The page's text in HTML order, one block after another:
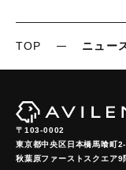
TOP ニュー
〒103-0002
東京都中央区日本橋馬喰町
秋葉原ファーストスクエア9